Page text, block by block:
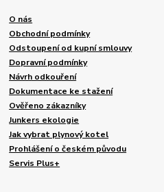
O nás
Obchodní podmínky
Odstoupení od kupní smlouvy
Dopravní podmínky
Návrh odkouření
Dokumentace ke stažení
Ověřeno zákazníky
Junkers ekologie
Jak vybrat plynový kotel
Prohlášení o českém původu
Servis Plus+